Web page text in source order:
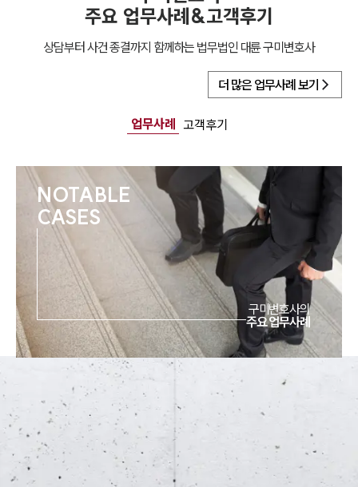
주요 업무사례&고객후기
상담부터 사건 종결까지 함께하는 법무법인 대륜구미 변호사
더 많은 업무사례 보기
업무사례 고객후기
NOTABLE
CASES
구미변호사의
주요 업무사례